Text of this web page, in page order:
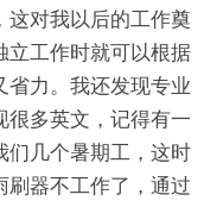
这对我以后的工作奠
立工作时就可以根据
省力。我还发现专业
很多英文，记得有一
们几个暑期工，这时
刷器不工作了，通过